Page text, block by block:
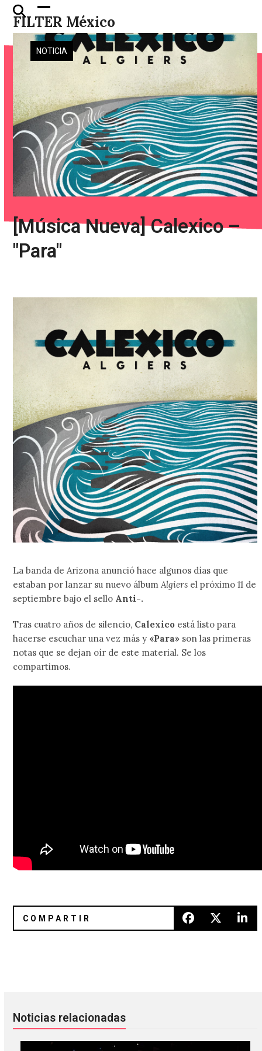
Skip
content
FILTER México
Open
mobile
menu
Close
mobile
menu
NOTICIA
[Música Nueva] Calexico –
"Para"
La banda de Arizona anunció hace algunos días que
estaban por lanzar su nuevo álbum Algiers el próximo 11 de
septiembre bajo el sello Anti-.
Tras cuatro años de silencio, Calexico está listo para
hacerse escuchar una vez más y «Para» son las primeras
notas que se dejan oír de este material. Se los
compartimos.
Noticias relacionadas